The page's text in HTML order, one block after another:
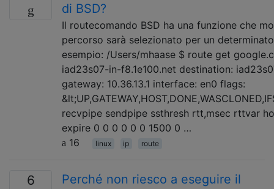
di BSD?
Il routecomando BSD ha una funzione che
percorso sarà selezionato per un
esempio: /Users/mhaase $ route get
iad23s07-in-f8.1e100.net destination:
gateway: 10.36.13.1 interface: en0 flags:
recvpipe sendpipe ssthresh rtt,msec rttvar
expire 0 0 0 0 0 0 1500 0 …
16
linux ip route
6
Perché non riesco a eseguire il